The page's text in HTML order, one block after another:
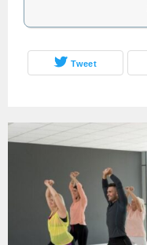
Tweet